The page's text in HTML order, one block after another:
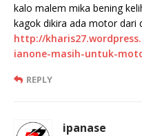
kalo malem mika bening
kagok dikira ada motor dari
http://
ianone-masih-untuk-
REPLY
ipanase